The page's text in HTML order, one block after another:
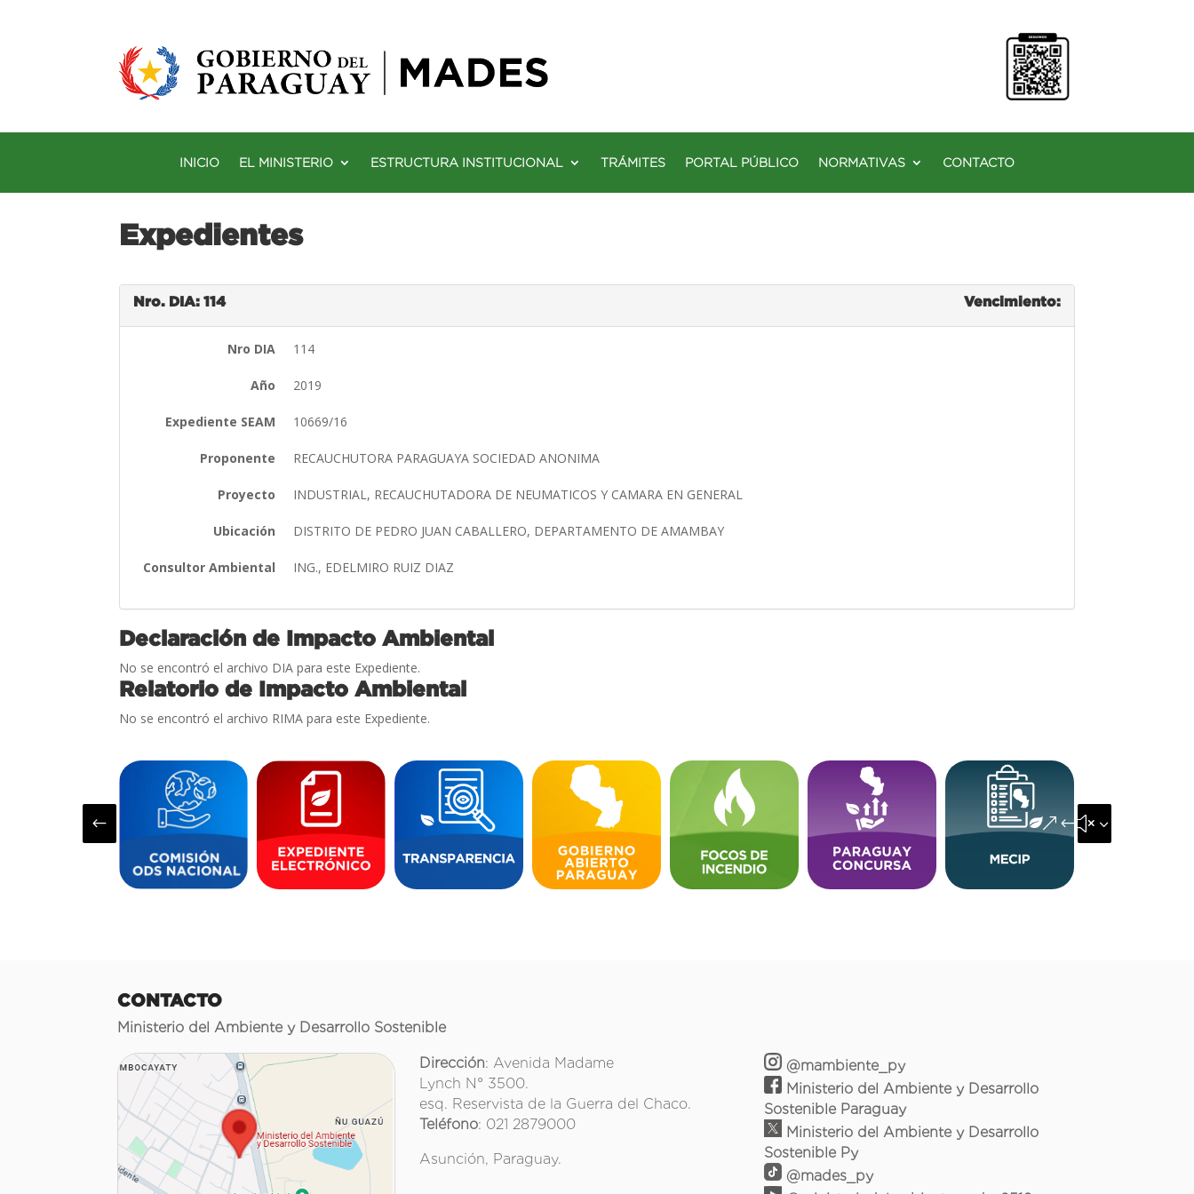
INICIO EL MINISTERIO ESTRUCTURA INSTITUCIONAL TRÁMITES PORTAL PÚBLICO NORMATIVAS CONTACTO
Expedientes
Nro. DIA: 114 Vencimiento:
Nro DIA 114
Año 2019
Expediente SEAM 10669/16
Proponente RECAUCHUTORA PARAGUAYA SOCIEDAD ANONIMA
Proyecto INDUSTRIAL, RECAUCHUTADORA DE NEUMATICOS Y CAMARA EN GENERAL
Ubicación DISTRITO DE PEDRO JUAN CABALLERO, DEPARTAMENTO DE AMAMBAY
Consultor Ambiental ING., EDELMIRO RUIZ DIAZ
Declaración de Impacto Ambiental
No se encontró el archivo DIA para este Expediente.
Relatorio de Impacto Ambiental
No se encontró el archivo RIMA para este Expediente.
# &#x35;
CONTACTO
Ministerio del Ambiente y Desarrollo Sostenible
Dirección: Avenida Madame
Lynch N° 3500.
esq. Reservista de la Guerra del Chaco.
Teléfono: 021 2879000
Asunción, Paraguay.
@mambiente_py
Ministerio del Ambiente y Desarrollo
Sostenible Paraguay
Ministerio del Ambiente y Desarrollo
Sostenible Py
@mades_py